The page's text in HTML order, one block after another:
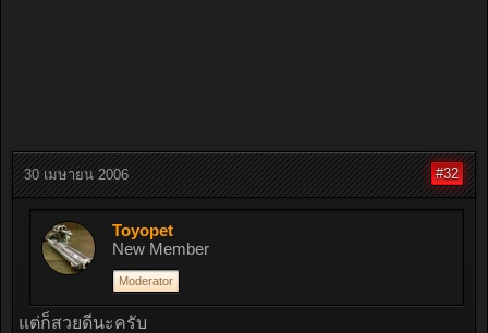
30 เมษายน 2006 #32
Toyopet
New Member
Moderator
แต่ก็สวยดีนะครับ